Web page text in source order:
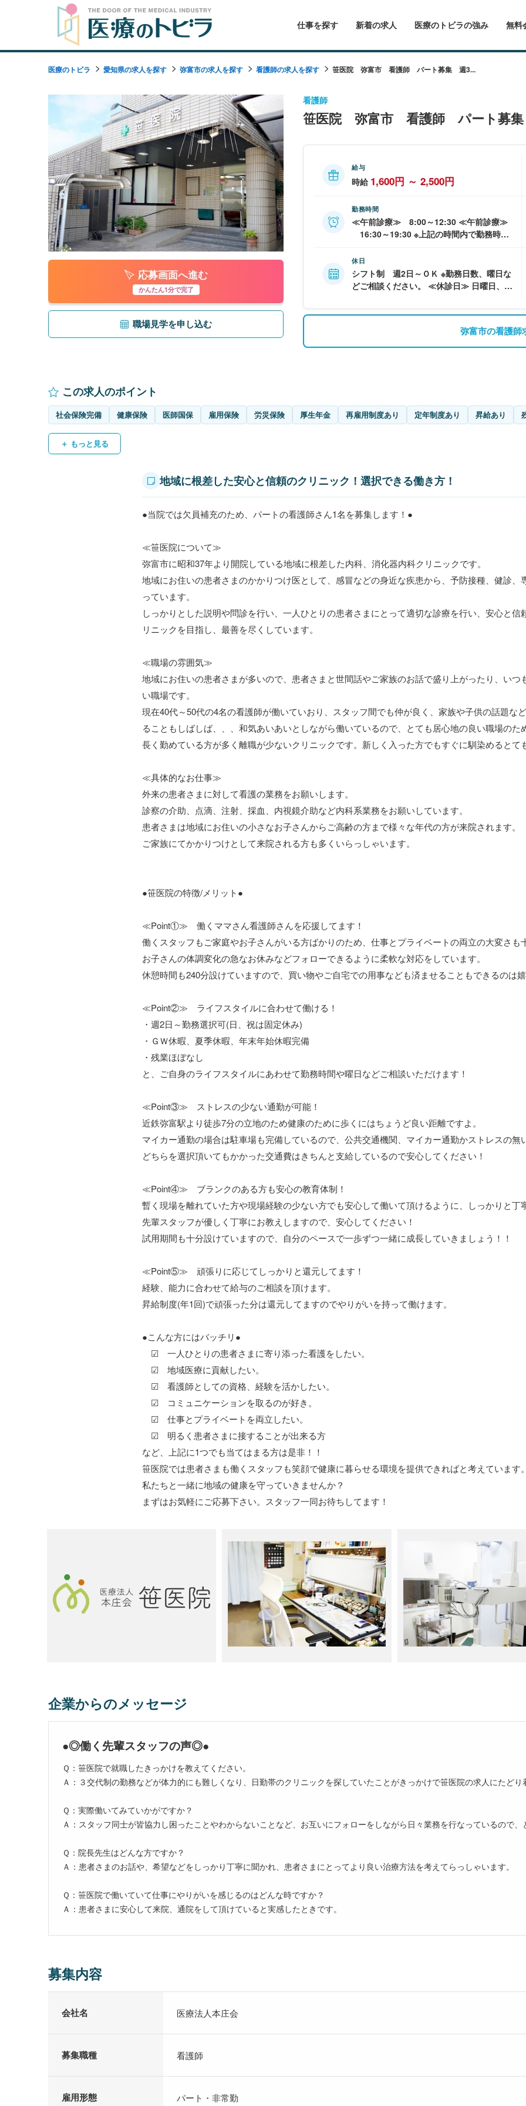
仕事を探す 新着の求人 医療のトビラの強み 無料
医療のトビラ 愛知県の求人を探す 弥富市の求人を探す 看護師の求人を探す 笹医院 弥富市 看護師 パート募集 週3...
看護師
笹医院 弥富市 看護師 パート募
応募画面へ進む
かんたん1分で完了
職場見学を申し込む
給与
時給 1,600円 ～ 2,500円
勤務時間
≪午前診療≫ 8:00～12:30 ≪午前診療≫
16:30～19:30 ※上記の時間内で勤務時間
ぼなし
休日
シフト制 週2日～ＯＫ ※勤務日数、曜日な
どご相談ください。 ≪休診日≫ 日曜日、祝
年末年始休暇あり ＧＷ休暇あり
弥富市の看護師
この求人のポイント
社会保険完備 健康保険 医師国保 雇用保険 労災保険 厚生年金 再雇用制度あり 定年制度あり 昇給あり
＋ もっと見る
地域に根差した安心と信頼のクリニック！選択できる働き方！
●当院では欠員補充のため、パートの看護師さん1名を募集します！●
≪笹医院について≫
弥富市に昭和37年より開院している地域に根差した内科、消化器内科クリニックです。
地域にお住いの患者さまのかかりつけ医として、感冒などの身近な疾患から、予防接種、健診、
っています。
しっかりとした説明や問診を行い、一人ひとりの患者さまにとって適切な診療を行い、安心と
リニックを目指し、最善を尽くしています。
≪職場の雰囲気≫
地域にお住いの患者さまが多いので、患者さまと世間話やご家族のお話で盛り上がったり、いつ
い職場です。
現在40代～50代の4名の看護師が働いていおり、スタッフ間でも仲が良く、家族や子供の話題な
ることもしばしば、、、和気あいあいとしながら働いているので、とても居心地の良い職場のた
長く勤めている方が多く離職が少ないクリニックです。新しく入った方でもすぐに馴染めるとて
≪具体的なお仕事≫
外来の患者さまに対して看護の業務をお願いします。
診察の介助、点滴、注射、採血、内視鏡介助など内科系業務をお願いしています。
患者さまは地域にお住いの小さなお子さんからご高齢の方まで様々な年代の方が来院されます。
ご家族にてかかりつけとして来院される方も多くいらっしゃいます。
●笹医院の特徴/メリット●
≪Point①≫ 働くママさん看護師さんを応援してます！
働くスタッフもご家庭やお子さんがいる方ばかりのため、仕事とプライベートの両立の大変さも
お子さんの体調変化の急なお休みなどフォローできるように柔軟な対応をしています。
休憩時間も240分設けていますので、買い物やご自宅での用事なども済ませることもできるのは
≪Point②≫ ライフスタイルに合わせて働ける！
・週2日～勤務選択可(日、祝は固定休み)
・ＧＷ休暇、夏季休暇、年末年始休暇完備
・残業ほぼなし
と、ご自身のライフスタイルにあわせて勤務時間や曜日などご相談いただけます！
≪Point③≫ ストレスの少ない通勤が可能！
近鉄弥富駅より徒歩7分の立地のため健康のために歩くにはちょうど良い距離ですよ。
マイカー通勤の場合は駐車場も完備しているので、公共交通機関、マイカー通勤かストレスの無
どちらを選択頂いてもかかった交通費はきちんと支給しているので安心してください！
≪Point④≫ ブランクのある方も安心の教育体制！
暫く現場を離れていた方や現場経験の少ない方でも安心して働いて頂けるように、しっかりと丁
先輩スタッフが優しく丁寧にお教えしますので、安心してください！
試用期間も十分設けていますので、自分のペースで一歩ずつ一緒に成長していきましょう！！
≪Point⑤≫ 頑張りに応じてしっかりと還元してます！
経験、能力に合わせて給与のご相談を頂けます。
昇給制度(年1回)で頑張った分は還元してますのでやりがいを持って働けます。
●こんな方にはバッチリ●
☑ 一人ひとりの患者さまに寄り添った看護をしたい。
☑ 地域医療に貢献したい。
☑ 看護師としての資格、経験を活かしたい。
☑ コミュニケーションを取るのが好き。
☑ 仕事とプライベートを両立したい。
☑ 明るく患者さまに接することが出来る方
など、上記に1つでも当てはまる方は是非！！
笹医院では患者さまも働くスタッフも笑顔で健康に暮らせる環境を提供できればと考えています
私たちと一緒に地域の健康を守っていきませんか？
まずはお気軽にご応募下さい。スタッフ一同お待ちしてます！
企業からのメッセージ
●◎働く先輩スタッフの声◎●
Ｑ：笹医院で就職したきっかけを教えてください。
Ａ：３交代制の勤務などが体力的にも難しくなり、日勤帯のクリニックを探していたことがきっかけで笹医院の求人にたどり
Ｑ：実際働いてみていかがですか？
Ａ：スタッフ同士が皆協力し困ったことやわからないことなど、お互いにフォローをしながら日々業務を行なっているので
Ｑ：院長先生はどんな方ですか？
Ａ：患者さまのお話や、希望などをしっかり丁寧に聞かれ、患者さまにとってより良い治療方法を考えてらっしゃいます。
Ｑ：笹医院で働いていて仕事にやりがいを感じるのはどんな時ですか？
Ａ：患者さまに安心して来院、通院をして頂けていると実感したときです。
募集内容
会社名 医療法人本庄会
募集職種 看護師
雇用形態 パート・非常勤